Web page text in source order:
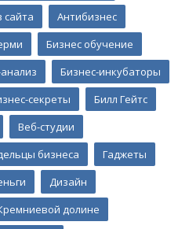
сайта
Антибизнес
Бизнес обучение
Бизнес-инкубаторы
секреты
Билл Гейтс
Веб-студии
бизнеса
Гаджеты
Дизайн
долине